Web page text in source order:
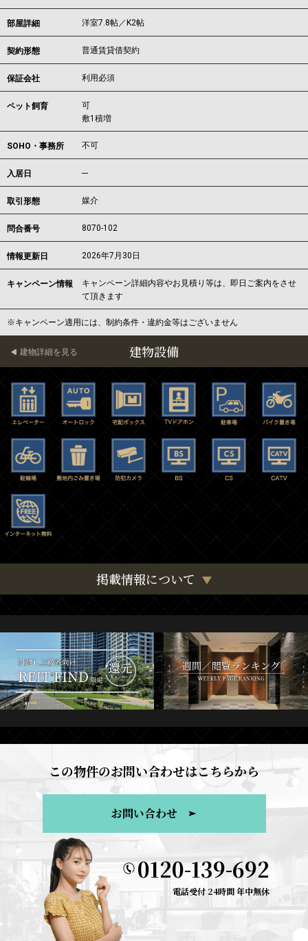
部屋詳細 洋室7.8帖／K2帖
契約形態 普通賃貸借契約
保証会社 利用必須
ペット飼育
可
敷1積増
SOHO・事務所 不可
入居日 ---
取引形態 媒介
問合番号 8070-102
情報更新日 2026年7月30日
キャンペーン情報
キャンペーン詳細内容やお見積り等は、即日ご案内をさせ
て頂きます
※キャンペーン適用には、制約条件・違約金等はございません
建物設備
建物詳細を見る
掲載情報について
この物件のお問い合わせはこちらから
お問い合わせ
0120-139-692
電話受付 24時間 年中無休